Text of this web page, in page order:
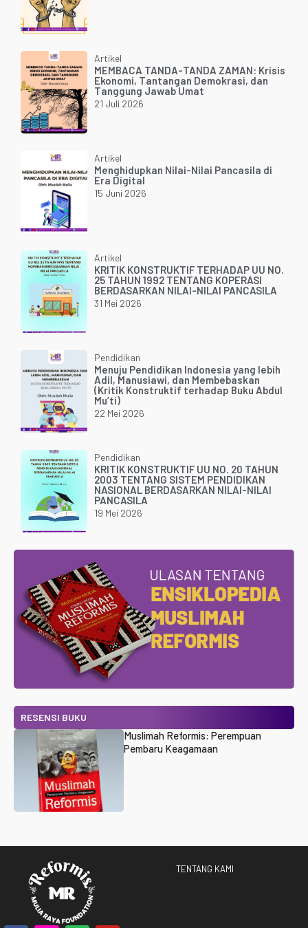
Artikel
MEMBACA TANDA-TANDA ZAMAN: Krisis
Ekonomi, Tantangan Demokrasi, dan
Tanggung Jawab Umat
21 Juli 2026
Artikel
Menghidupkan Nilai-Nilai Pancasila di
Era Digital
15 Juni 2026
Artikel
KRITIK KONSTRUKTIF TERHADAP UU NO.
25 TAHUN 1992 TENTANG KOPERASI
BERDASARKAN NILAI-NILAI PANCASILA
31 Mei 2026
Pendidikan
Menuju Pendidikan Indonesia yang lebih
Adil, Manusiawi, dan Membebaskan
(Kritik Konstruktif terhadap Buku Abdul
Mu’ti)
22 Mei 2026
Pendidikan
KRITIK KONSTRUKTIF UU NO. 20 TAHUN
2003 TENTANG SISTEM PENDIDIKAN
NASIONAL BERDASARKAN NILAI-NILAI
PANCASILA
19 Mei 2026
RESENSI BUKU
Muslimah Reformis: Perempuan
Pembaru Keagamaan
TENTANG KAMI